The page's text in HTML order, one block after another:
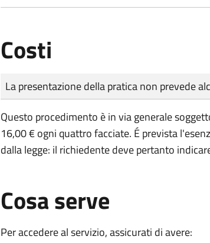
Costi
Tipo di pagamento
Importo
La presentazione della pratica non prevede
Questo procedimento è in via generale
16,00 € ogni quattro facciate. É prevista
dalla legge: il richiedente deve pertanto
Cosa serve
Per accedere al servizio, assicurati di avere: